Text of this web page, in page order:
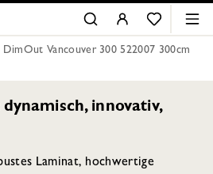
DimOut Vancouver 300 522007 300cm
innovativ,
Laminat, hochwertige